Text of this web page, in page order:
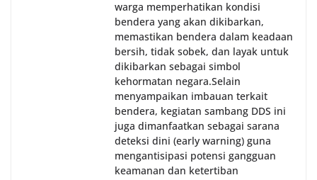
warga memperhatikan kondisi
bendera yang akan dikibarkan,
memastikan bendera dalam keadaan
bersih, tidak sobek, dan layak untuk
dikibarkan sebagai simbol
kehormatan negara.‎‎‎Selain
menyampaikan imbauan terkait
bendera, kegiatan sambang DDS ini
juga dimanfaatkan sebagai sarana
deteksi dini (early warning) guna
mengantisipasi potensi gangguan
keamanan dan ketertiban